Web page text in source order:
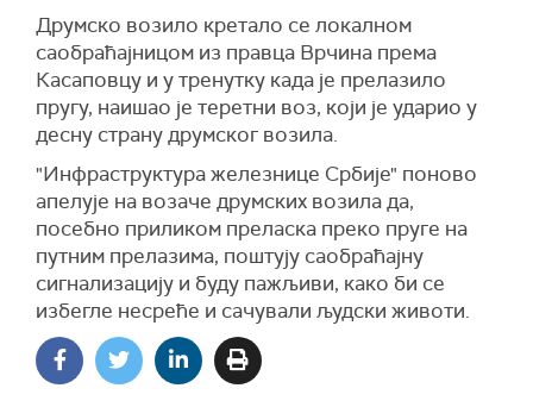
Друмско возило кретало се локалном
саобраћајницом из правца Врчина према
Касаповцу и у тренутку када је прелазило
пругу, наишао је теретни воз, који је ударио у
десну страну друмског возила.
"Инфраструктура железнице Србије" поново
апелује на возаче друмских возила да,
посебно приликом преласка преко пруге на
путним прелазима, поштују саобраћајну
сигнализацију и буду пажљиви, како би се
избегле несреће и сачували људски животи.